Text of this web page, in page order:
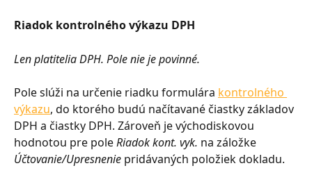
Riadok kontrolného výkazu DPH
Len platitelia DPH. Pole nie je povinné.
Pole slúži na určenie riadku formulára kontrolného
výkazu, do ktorého budú načítavané čiastky základov
DPH a čiastky DPH. Zároveň je východiskovou
hodnotou pre pole Riadok kont. vyk. na záložke
Účtovanie/Upresnenie pridávaných položiek dokladu.